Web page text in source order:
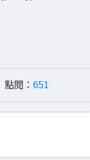
閱： 651